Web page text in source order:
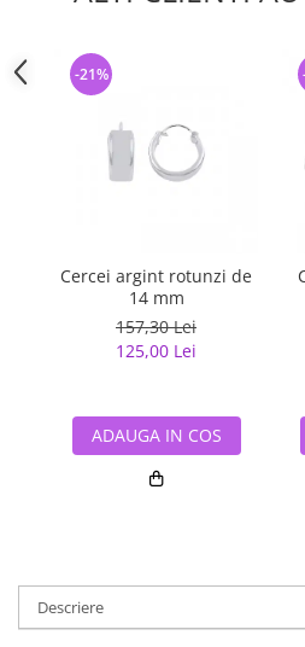
Cercei argint rotunzi de
14 mm
157,30 Lei
125,00 Lei
-21%
ADAUGA IN COS
Descriere